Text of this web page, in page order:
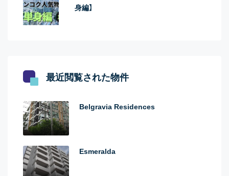
身編】
最近閲覧された物件
Belgravia Residences
Esmeralda